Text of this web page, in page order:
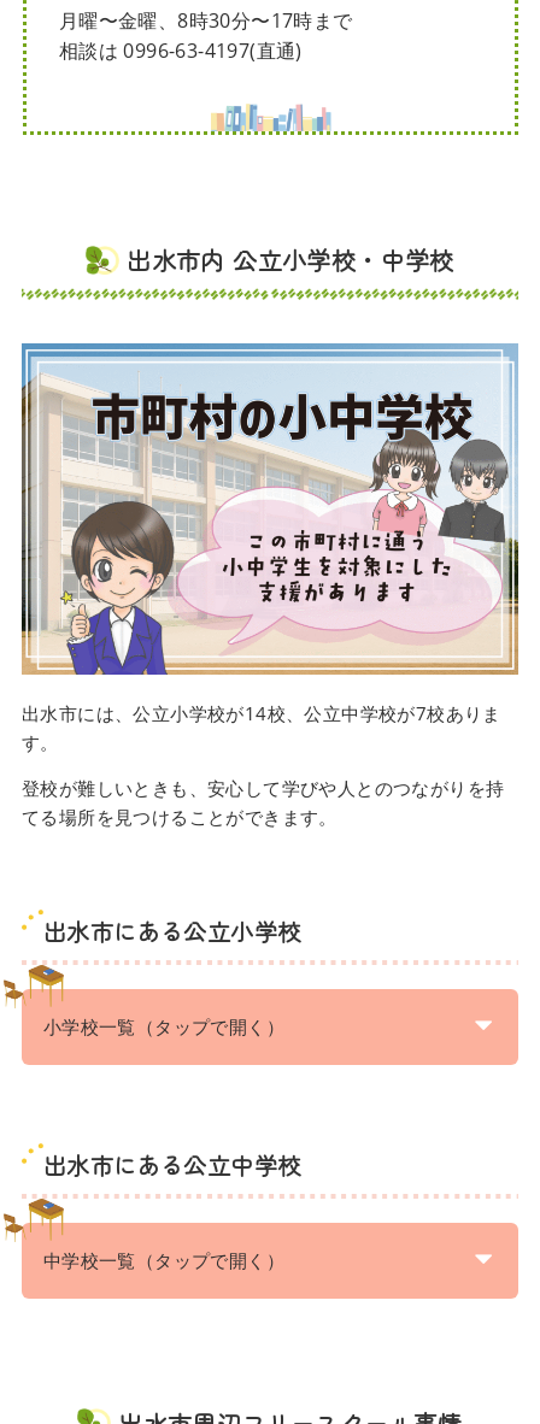
月曜〜金曜、8時30分〜17時まで
相談は 0996-63-4197(直通)
出水市内 公立小学校・中学校
出水市には、公立小学校が14校、公立中学校が7校ありま
す。
登校が難しいときも、安心して学びや人とのつながりを持
てる場所を見つけることができます。
出水市にある公立小学校
小学校一覧（タップで開く）
出水市にある公立中学校
中学校一覧（タップで開く）